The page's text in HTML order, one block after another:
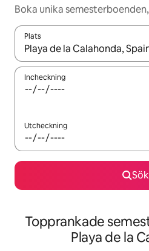
Boka unika
Plats
När resultaten är tillgängliga
Incheckning
Utcheckning
Sök
Topprankade
Playa de la